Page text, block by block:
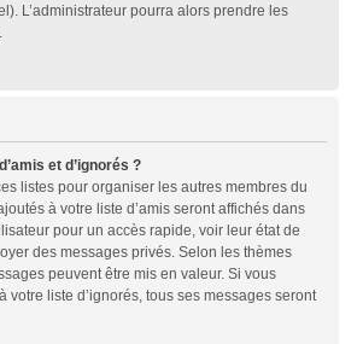
L’administrateur pourra alors prendre les
et d’ignorés ?
listes pour organiser les autres membres du
à votre liste d’amis seront affichés dans
pour un accès rapide, voir leur état de
des messages privés. Selon les thèmes
peuvent être mis en valeur. Si vous
votre liste d’ignorés, tous ses messages seront